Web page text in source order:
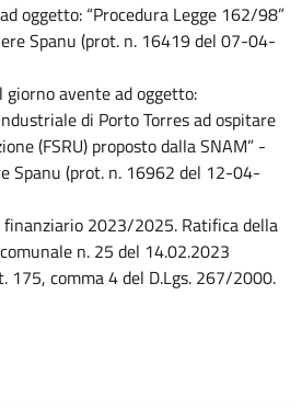
oggetto: “Procedura Legge 162/98”
Spanu (prot. n. 16419 del 07-04-
giorno avente ad oggetto:
di Porto Torres ad ospitare
(FSRU) proposto dalla SNAM” -
Spanu (prot. n. 16962 del 12-04-
finanziario 2023/2025. Ratifica della
n. 25 del 14.02.2023
175, comma 4 del D.Lgs. 267/2000.